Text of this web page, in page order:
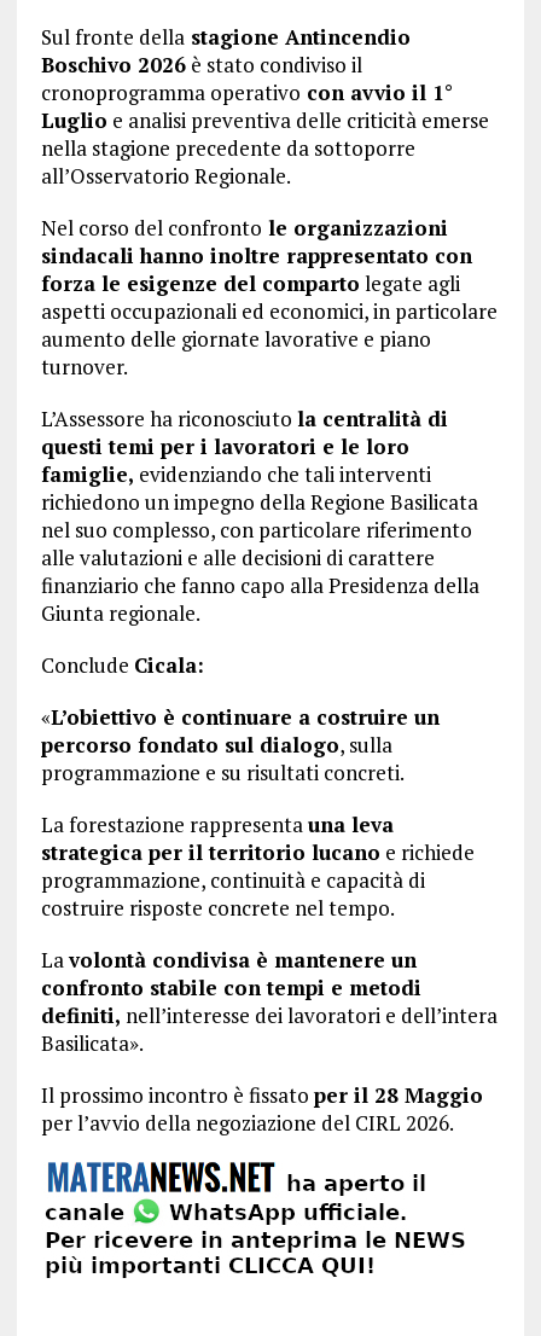
Sul fronte dellastagione Antincendio
Boschivo 2026è stato condiviso il
cronoprogramma operativo con avvio il 1°
Luglio e analisi preventiva delle criticità emerse
nella stagione precedente da sottoporre
all’Osservatorio Regionale.
Nel corso del confronto le organizzazioni
sindacali hanno inoltre rappresentato con
forza le esigenze del comparto legate agli
aspetti occupazionali ed economici, in particolare
aumento delle giornate lavorative e piano
turnover.
L’Assessore ha riconosciuto la centralità di
questi temi per i lavoratori e le loro
famiglie, evidenziando che tali interventi
richiedono un impegno della Regione Basilicata
nel suo complesso, con particolare riferimento
alle valutazioni e alle decisioni di carattere
finanziario che fanno capo alla Presidenza della
Giunta regionale.
Conclude Cicala:
«L’obiettivo è continuare a costruire un
percorso fondato sul dialogo, sulla
programmazione e su risultati concreti.
La forestazione rappresentauna leva
strategica per il territorio lucano e richiede
programmazione, continuità e capacità di
costruire risposte concrete nel tempo.
Lavolontà condivisa è mantenere un
confronto stabile con tempi e metodi
definiti, nell’interesse dei lavoratori e dell’intera
Basilicata».
Il prossimo incontro è fissato per il 28 Maggio
per l’avvio della negoziazione del CIRL 2026.